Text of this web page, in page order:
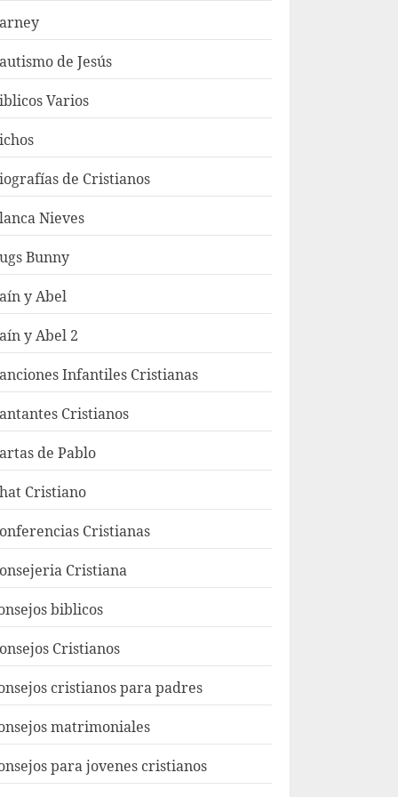
de Jesús
Varios
de Cristianos
Nieves
Bunny
y Abel
y Abel 2
Infantiles Cristianas
Cristianos
de Pablo
Cristiano
Cristianas
Cristiana
biblicos
Cristianos
cristianos para padres
matrimoniales
para jovenes cristianos